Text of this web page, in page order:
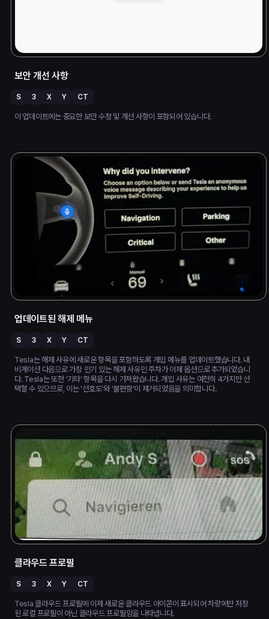
보안 개선 사항
S 3 X Y CT
이 업데이트에는 중요한 보안 수정 및 개선 사항이 포함되어 있습니다.
업데이트된 해제 메뉴
S 3 X Y CT
Tesla는 해제 사유에 새로운 항목을 포함하도록 개입 메뉴를 업데이트했습니다. 내
비게이션 다음으로 가장 인기 있는 해제 사유인 주차가 이제 옵션으로 추가되었습니
다. Tesla는 또한 '기타' 항목을 다시 가져왔습니다. 개입 사유는 여전히 4가지만 선
택할 수 있으므로, 이는 '선호도'와 '불편함'이 제거되었음을 의미합니다.
클라우드 프로필
S 3 X Y CT
Tesla 클라우드 프로필에 이제 새로운 클라우드 아이콘이 표시되어 차량에만 저장
된 로컬 프로필이 아닌 클라우드 프로필임을 나타냅니다.